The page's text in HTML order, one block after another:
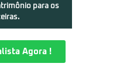
para os
Agora !